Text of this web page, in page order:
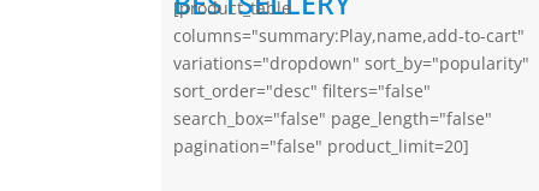
[product_table
columns="summary:Play,name,add-to-cart"
variations="dropdown" sort_by="popularity"
sort_order="desc" filters="false"
search_box="false" page_length="false"
pagination="false" product_limit=20]